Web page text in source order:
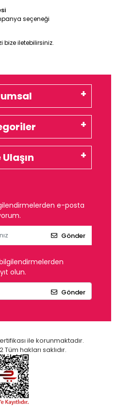
seçeneği
bize iletebilirsiniz.
Ulaşın
e-posta
Gönder
olun.
Gönder
ile korunmaktadır.
hakları saklıdır.